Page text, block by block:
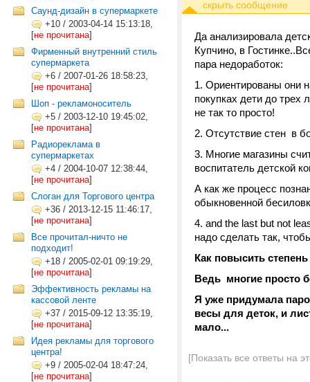
Саунд-дизайн в супермаркете
+10 / 2003-04-14 15:13:18,
[не прочитана]
Фирменный внутренний стиль
супермаркета
+6 / 2007-01-26 18:58:23,
[не прочитана]
Шоп - рекламоноситель
+5 / 2003-12-10 19:45:02,
[не прочитана]
Радиореклама в
супермаркетах
+4 / 2004-10-07 12:38:44,
[не прочитана]
Слоган для Торгового центра
+36 / 2013-12-15 11:46:17,
[не прочитана]
Все прочитал-ничто не
подходит!
+18 / 2005-02-01 09:19:29,
[не прочитана]
Эффективность рекламы на
кассовой ленте
+37 / 2015-09-12 13:35:19,
[не прочитана]
Идея рекламы для торгового
центра!
+9 / 2005-02-04 18:47:24,
[не прочитана]
Да анализировала
Купчино, в
пара недоработок:
1. Ориентированы они
покупках дети до трех
не так то просто!
2. Отсутствие стен в
3. Многие магазины
воспитатель детской
А как же процесс
обыкновенной
4. and the last but not
надо сделать так,
Как повысить
Ведь многие просто
Я уже придумала
весы для деток, и
мало...
[Показать все ответы на